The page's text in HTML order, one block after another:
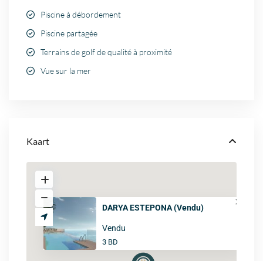
Piscine à débordement
Piscine partagée
Terrains de golf de qualité à proximité
Vue sur la mer
Kaart
DARYA ESTEPONA (Vendu)
Vendu
3 BD